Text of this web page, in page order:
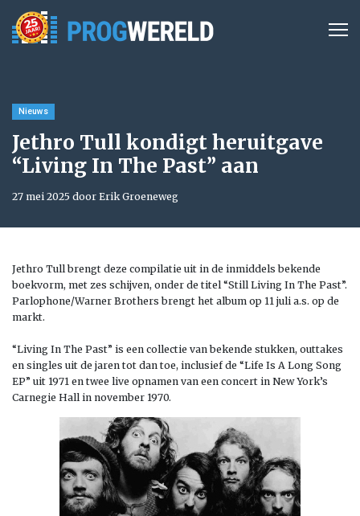
Nieuws
Jethro Tull kondigt heruitgave
“Living In The Past” aan
27 mei 2025 door Erik Groeneweg
Jethro Tull brengt deze compilatie uit in de inmiddels bekende
boekvorm, met zes schijven, onder de titel “Still Living In The Past”.
Parlophone/Warner Brothers brengt het album op 11 juli a.s. op de
markt.
“Living In The Past” is een collectie van bekende stukken, outtakes
en singles uit de jaren tot dan toe, inclusief de “Life Is A Long Song
EP” uit 1971 en twee live opnamen van een concert in New York’s
Carnegie Hall in november 1970.